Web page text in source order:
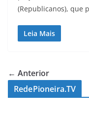
(Republicanos), que
Leia Mais
← Anterior
RedePioneira.TV